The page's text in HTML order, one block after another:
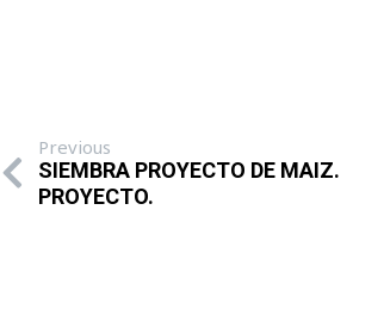
Previous
SIEMBRA PROYECTO DE MAIZ.
PROYECTO.